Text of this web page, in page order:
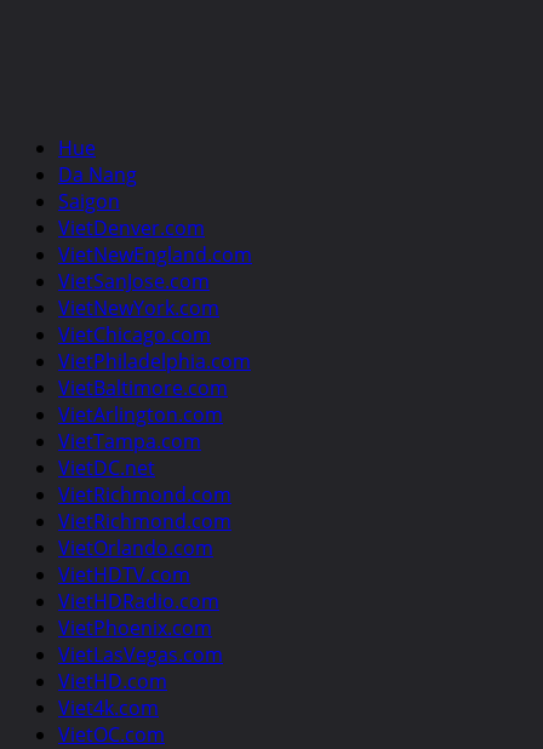
Hue
Da Nang
Saigon
VietDenver.com
VietNewEngland.com
VietSanJose.com
VietNewYork.com
VietChicago.com
VietPhiladelphia.com
VietBaltimore.com
VietArlington.com
VietTampa.com
VietDC.net
VietRichmond.com
VietRichmond.com
VietOrlando.com
VietHDTV.com
VietHDRadio.com
VietPhoenix.com
VietLasVegas.com
VietHD.com
Viet4k.com
VietOC.com